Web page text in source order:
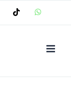
Pinterest Tiktok